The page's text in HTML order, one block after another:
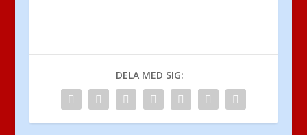
DELA MED SIG: